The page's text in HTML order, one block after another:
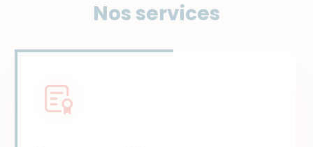
Nos services